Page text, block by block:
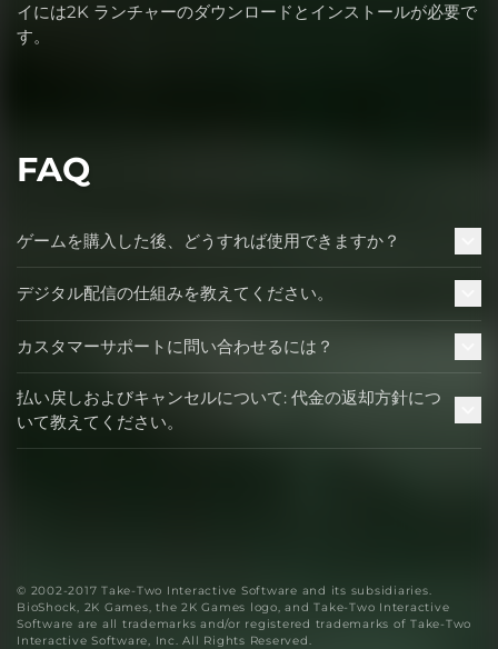
イには2K ランチャーのダウンロードとインストールが必要で
す。
FAQ
ゲームを購入した後、どうすれば使用できますか？
デジタル配信の仕組みを教えてください。
カスタマーサポートに問い合わせるには？
払い戻しおよびキャンセルについて: 代金の返却方針につ
いて教えてください。
© 2002-2017 Take-Two Interactive Software and its subsidiaries.
BioShock, 2K Games, the 2K Games logo, and Take-Two Interactive
Software are all trademarks and/or registered trademarks of Take-Two
Interactive Software, Inc. All Rights Reserved.